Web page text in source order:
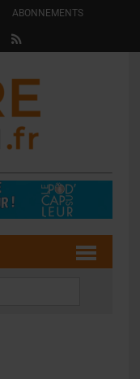
ABONNEMENTS